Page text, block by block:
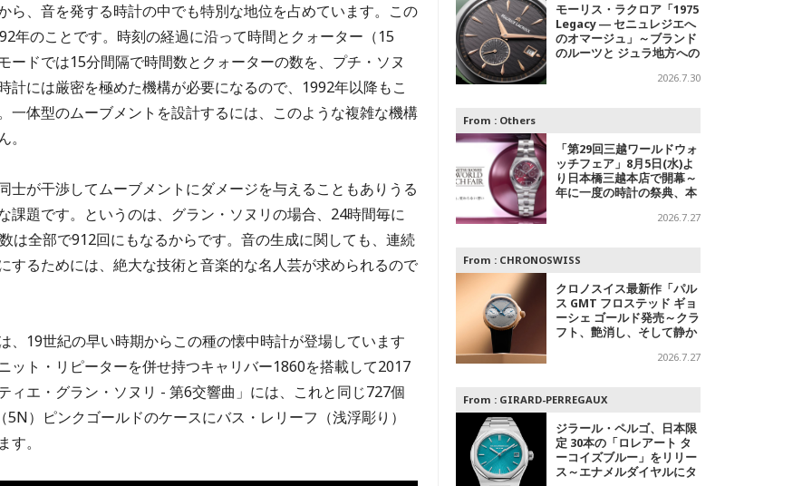
ら、音を発する時計の中でも特別な地位を占めています。この
年のことです。時刻の経過に沿って時間とクォーター（15
ドでは15分間隔で時間数とクォーターの数を、プチ・ソヌ
には厳密を極めた機構が必要になるので、1992年以降もこ
一体型のムーブメントを設計するには、このような複雑な機構
が干渉してムーブメントにダメージを与えることもありうる
課題です。というのは、グラン・ソヌリの場合、24時間毎に
は全部で912回にもなるからです。音の生成に関しても、連続
するためには、絶大な技術と音楽的な名人芸が求められるので
、19世紀の早い時期からこの種の懐中時計が登場しています
ット・リピーターを併せ持つキャリバー1860を搭載して2017
ィエ・グラン・ソヌリ - 第6交響曲」には、これと同じ727個
）ピンクゴールドのケースにバス・レリーフ（浅浮彫り）
。
モーリス・ラクロア「1975
Legacy ― セニュレジエへ
のオマージュ」～ブランド
のルーツと ジュラ地方への
2026.7.30
From : Others
「第29回三越ワールドウォ
ッチフェア」8月5日(水)よ
り日本橋三越本店で開幕～
年に一度の時計の祭典、本
ャルエキシビジョンも2026.7.27
From : CHRONOSWISS
クロノスイス最新作「パル
ス GMT フロステッド ギョ
ーシェ ゴールド発売～クラ
フト、艶消し、そして静か
2026.7.27
From : GIRARD-PERREGAUX
ジラール・ペルゴ、日本限
定 30本の「ロレアート タ
ーコイズブルー」をリリー
ス～エナメルダイヤルにタ